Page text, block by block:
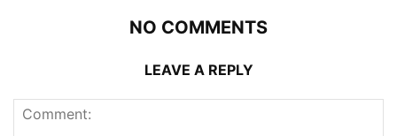
NO COMMENTS
LEAVE A REPLY